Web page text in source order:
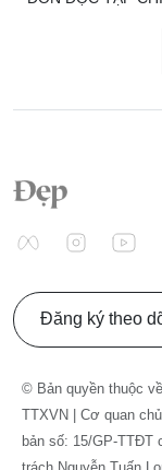
Đăng ký theo
© Bản quyền thuộc
TTXVN | Cơ quan
bản số: 15/GP-TTĐT